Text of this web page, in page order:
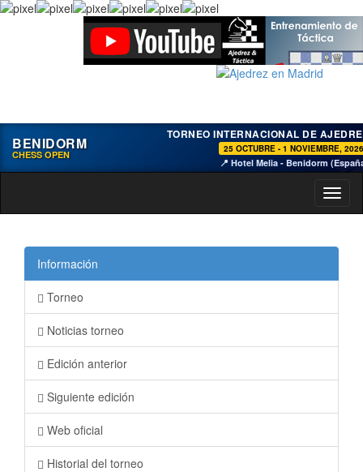
BENIDORM
CHESS OPEN
TORNEO INTERNACIONAL DE
25 OCTUBRE - 1 NOVIEMBRE, 2026
📍 Hotel Melia - Benidorm
Información
Torneo
Noticias torneo
Edición anterior
Siguiente edición
Web oficial
Historial del torneo